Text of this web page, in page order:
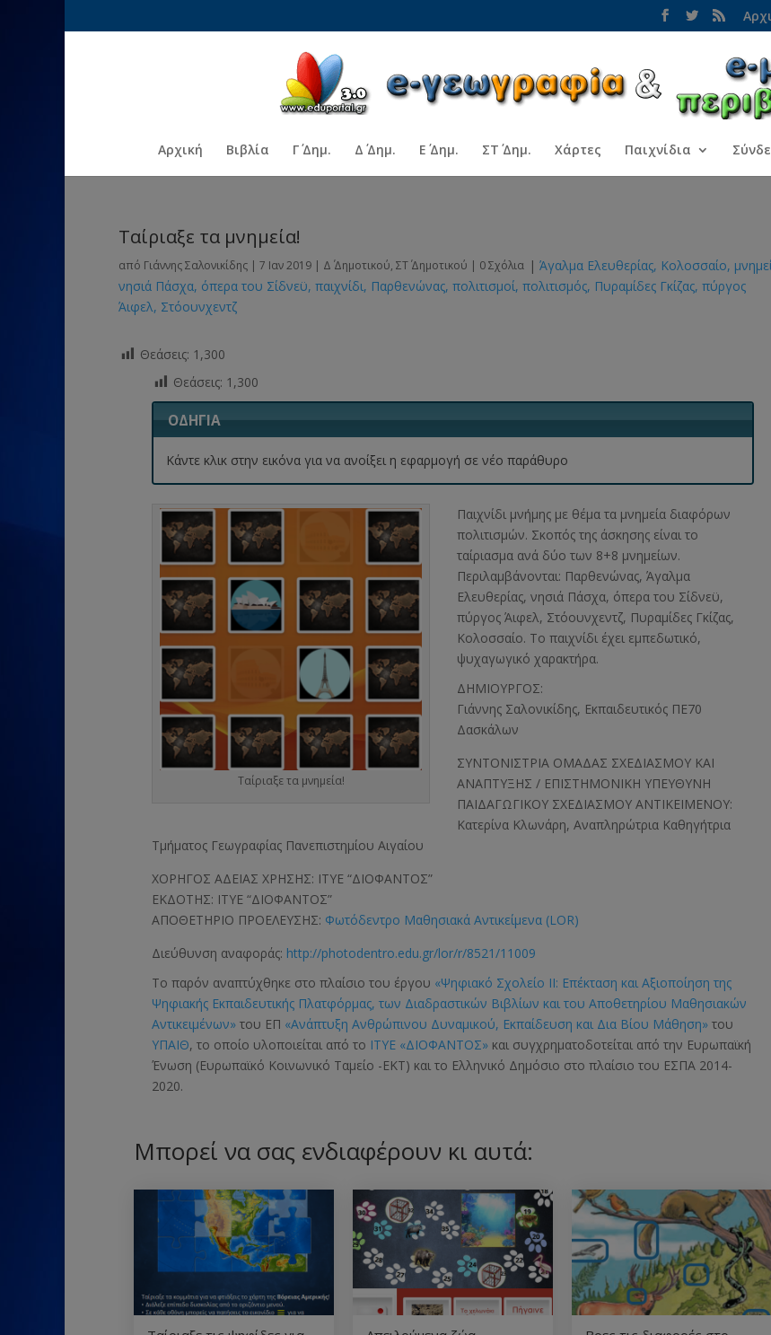
Αρχική Βιβλία Γ΄ Δημ. Δ΄ Δημ. Ε΄ Δημ. ΣΤ΄ Δημ. Χάρτες Παιχνίδια
Ταίριαξε τα μνημεία!
από Γιάννης Σαλονικίδης | 7 Ιαν 2019 | Δ΄ Δημοτικού, ΣΤ΄ Δημοτικού | 0 Σχόλια | Άγαλμα Ελευθερίας Κολοσσαίο
νησιά Πάσχα όπερα του Σίδνεϋ παιχνίδι Παρθενώνας πολιτισμοί πολιτισμός Πυραμίδες Γκίζας πύργος
Άιφελ Στόουνχεντζ
Θεάσεις: 1,300
Θεάσεις: 1,300
ΟΔΗΓΙΑ
Κάντε κλικ στην εικόνα για να ανοίξει η εφαρμογή σε νέο παράθυρο
Ταίριαξε τα μνημεία!
Παιχνίδι μνήμης με θέμα τα μνημεία διαφόρων
πολιτισμών. Σκοπός της άσκησης είναι το
ταίριασμα ανά δύο των 8+8 μνημείων.
Περιλαμβάνονται: Παρθενώνας, Άγαλμα
Ελευθερίας, νησιά Πάσχα, όπερα του Σίδνεϋ,
πύργος Άιφελ, Στόουνχεντζ, Πυραμίδες Γκίζας,
Κολοσσαίο. Το παιχνίδι έχει εμπεδωτικό,
ψυχαγωγικό χαρακτήρα.
ΔΗΜΙΟΥΡΓΟΣ:
Γιάννης Σαλονικίδης, Εκπαιδευτικός ΠΕ70
Δασκάλων
ΣΥΝΤΟΝΙΣΤΡΙΑ ΟΜΑΔΑΣ ΣΧΕΔΙΑΣΜΟΥ ΚΑΙ
ΑΝΑΠΤΥΞΗΣ / ΕΠΙΣΤΗΜΟΝΙΚΗ ΥΠΕΥΘΥΝΗ
ΠΑΙΔΑΓΩΓΙΚΟΥ ΣΧΕΔΙΑΣΜΟΥ ΑΝΤΙΚΕΙΜΕΝΟΥ:
Κατερίνα Κλωνάρη, Αναπληρώτρια Καθηγήτρια
Τμήματος Γεωγραφίας Πανεπιστημίου Αιγαίου
ΧΟΡΗΓΟΣ ΑΔΕΙΑΣ ΧΡΗΣΗΣ: ΙΤΥΕ “ΔΙΟΦΑΝΤΟΣ”
ΕΚΔΟΤΗΣ: ΙΤΥΕ “ΔΙΟΦΑΝΤΟΣ”
ΑΠΟΘΕΤΗΡΙΟ ΠΡΟΕΛΕΥΣΗΣ: Φωτόδεντρο Μαθησιακά Αντικείμενα (LOR)
Διεύθυνση αναφοράς: http://photodentro.edu.gr/lor/r/8521/11009
Το παρόν αναπτύχθηκε στο πλαίσιο του έργου «Ψηφιακό Σχολείο ΙΙ: Επέκταση και Αξιοποίηση της
Ψηφιακής Εκπαιδευτικής Πλατφόρμας, των Διαδραστικών Βιβλίων και του Αποθετηρίου Μαθησιακών
Αντικειμένων» του ΕΠ «Ανάπτυξη Ανθρώπινου Δυναμικού, Εκπαίδευση και Δια Βίου Μάθηση» του
ΥΠΑΙΘ, το οποίο υλοποιείται από το ΙΤΥΕ «ΔΙΟΦΑΝΤΟΣ» και συγχρηματοδοτείται από την Ευρωπαϊκή
Ένωση (Ευρωπαϊκό Κοινωνικό Ταμείο -ΕΚΤ) και το Ελληνικό Δημόσιο στο πλαίσιο του ΕΣΠΑ 2014-
2020.
Μπορεί να σας ενδιαφέρουν κι αυτά: